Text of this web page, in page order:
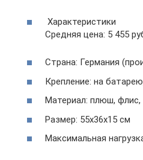
Характеристики
Средняя цена: 5 455
Страна: Германия
Крепление: на
Материал: плюш, флис,
Размер: 55х36х15 см
Максимальная